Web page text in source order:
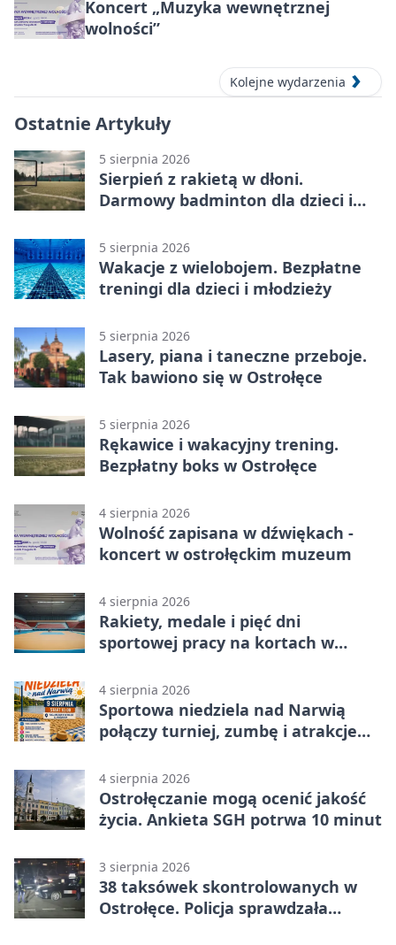
Koncert „Muzyka wewnętrznej
wolności”
Kolejne wydarzenia
Ostatnie Artykuły
5 sierpnia 2026
Sierpień z rakietą w dłoni.
Darmowy badminton dla dzieci i
5 sierpnia 2026
Wakacje z wielobojem. Bezpłatne
treningi dla dzieci i młodzieży
5 sierpnia 2026
Lasery, piana i taneczne przeboje.
Tak bawiono się w Ostrołęce
5 sierpnia 2026
Rękawice i wakacyjny trening.
Bezpłatny boks w Ostrołęce
4 sierpnia 2026
Wolność zapisana w dźwiękach -
koncert w ostrołęckim muzeum
4 sierpnia 2026
Rakiety, medale i pięć dni
sportowej pracy na kortach w
4 sierpnia 2026
Sportowa niedziela nad Narwią
połączy turniej, zumbę i atrakcje
4 sierpnia 2026
Ostrołęczanie mogą ocenić jakość
życia. Ankieta SGH potrwa 10 minut
3 sierpnia 2026
38 taksówek skontrolowanych w
Ostrołęce. Policja sprawdzała